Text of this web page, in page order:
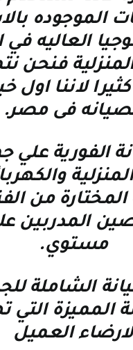
الموجوده
العاليه
فنحن
لاننا اول
فى مصر.
الفورية علي
المختارة من
المدربين
مستوي.
الشاملة
المميزة التي
لارضاء العميل